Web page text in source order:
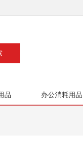
品 办公消耗用品